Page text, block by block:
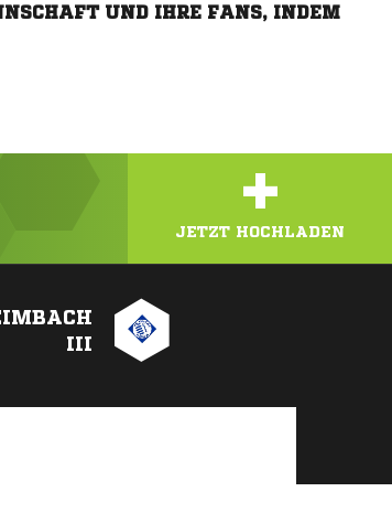
UND IHRE FANS, INDEM
+
JETZT HOCHLADEN
III